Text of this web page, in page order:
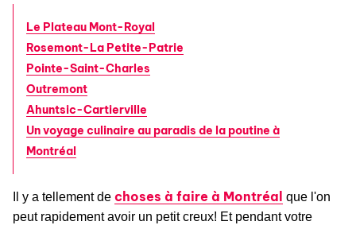
Le Plateau Mont-Royal
Rosemont-La Petite-Patrie
Pointe-Saint-Charles
Outremont
Ahuntsic-Cartierville
Un voyage culinaire au paradis de la poutine à
Montréal
Il y a tellement de choses à faire à Montréal que l'on
peut rapidement avoir un petit creux! Et pendant votre